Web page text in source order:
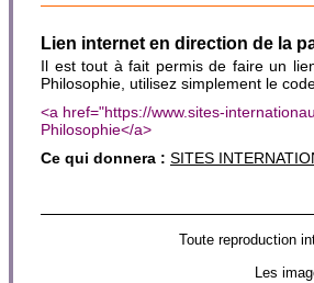
Lien internet en direction de la
Il est tout à fait permis de faire un
Philosophie, utilisez simplement le
<a href="https://www.sites-
Philosophie</a>
Ce qui donnera : SITES
Toute reproduction
Les